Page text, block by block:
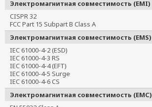
Электромагнитная совместимость (EMI)
CISPR 32
FCC Part 15 Subpart B Class A
Электромагнитная совместимость (EMS)
IEC 61000-4-2 (ESD)
IEC 61000-4-3 RS
IEC 61000-4-4 (EFT)
IEC 61000-4-5 Surge
IEC 61000-4-6 CS
Электромагнитная совместимость (EMC)